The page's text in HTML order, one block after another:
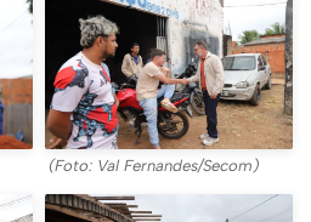
(Foto: Val Fernandes/Secom)